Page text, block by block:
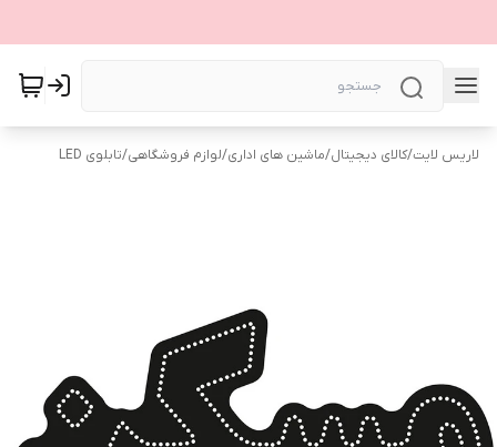
لاریس لایت/کالای دیجیتال/ماشین های اداری/لوازم فروشگاهی/تابلوی LED